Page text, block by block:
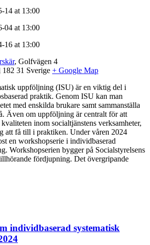
14 at 13:00
04 at 13:00
16 at 13:00
, Golfvägen 4
182 31 Sverige + Google Map
uppföljning (ISU) är en viktig del i
praktik. Genom ISU kan man
med enskilda brukare samt sammanställa
Även om uppföljning är centralt för att
inom socialtjänstens verksamheter,
att få till i praktiken. Under våren 2024
en workshopserie i individbaserad
Workshopserien bygger på Socialstyrelsens
fördjupning. Det övergripande
individbaserad systematisk